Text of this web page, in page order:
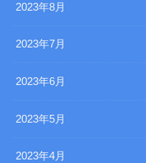
2023年8月
2023年7月
2023年6月
2023年5月
2023年4月